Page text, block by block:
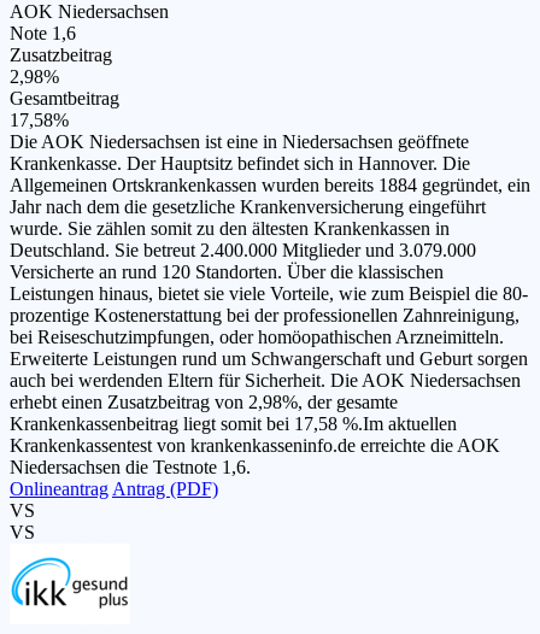
AOK Niedersachsen
Note 1,6
Zusatzbeitrag
2,98%
Gesamtbeitrag
17,58%
Die AOK Niedersachsen ist eine in Niedersachsen geöffnete
Krankenkasse. Der Hauptsitz befindet sich in Hannover. Die
Allgemeinen Ortskrankenkassen wurden bereits 1884 gegründet, ein
Jahr nach dem die gesetzliche Krankenversicherung eingeführt
wurde. Sie zählen somit zu den ältesten Krankenkassen in
Deutschland. Sie betreut 2.400.000 Mitglieder und 3.079.000
Versicherte an rund 120 Standorten. Über die klassischen
Leistungen hinaus, bietet sie viele Vorteile, wie zum Beispiel die 80-
prozentige Kostenerstattung bei der professionellen Zahnreinigung,
bei Reiseschutzimpfungen, oder homöopathischen Arzneimitteln.
Erweiterte Leistungen rund um Schwangerschaft und Geburt sorgen
auch bei werdenden Eltern für Sicherheit. Die AOK Niedersachsen
erhebt einen Zusatzbeitrag von 2,98%, der gesamte
Krankenkassenbeitrag liegt somit bei 17,58 %.Im aktuellen
Krankenkassentest von krankenkasseninfo.de erreichte die AOK
Niedersachsen die Testnote 1,6.
Onlineantrag Antrag (PDF)
VS
VS